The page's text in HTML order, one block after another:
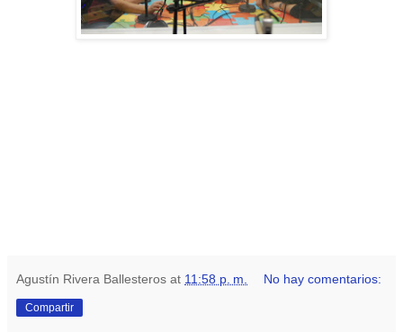
Agustín Rivera Ballesteros at 11:58 p. m. No hay comentarios:
Compartir